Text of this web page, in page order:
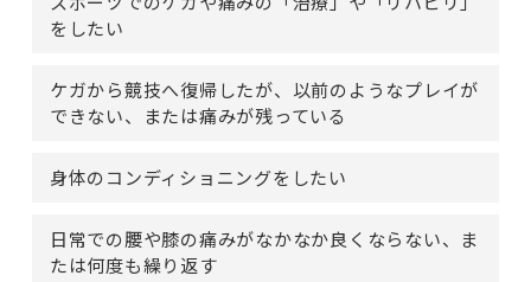
をしたい
ケガから競技へ復帰したが、以前のようなプレイが
できない、または痛みが残っている
身体のコンディショニングをしたい
日常での腰や膝の痛みがなかなか良くならない、ま
たは何度も繰り返す